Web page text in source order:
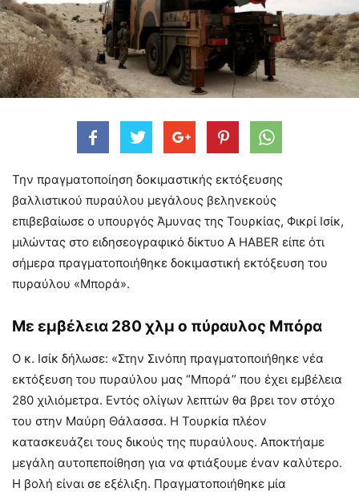
Την πραγματοποίηση δοκιμαστικής εκτόξευσης
βαλλιστικού πυραύλου μεγάλους βεληνεκούς
επιβεβαίωσε ο υπουργός Άμυνας της Τουρκίας, Φικρί Ισίκ,
μιλώντας στο ειδησεογραφικό δίκτυο Α ΗABER είπε ότι
σήμερα πραγματοποιήθηκε δοκιμαστική εκτόξευση του
πυραύλου «Μπορά».
Με εμβέλεια 280 χλμ ο πύραυλος Μπόρα
Ο κ. Ισίκ δήλωσε: «Στην Σινόπη πραγματοποιήθηκε νέα
εκτόξευση του πυραύλου μας “Μπορά” που έχει εμβέλεια
280 χιλιόμετρα. Εντός ολίγων λεπτών θα βρει τον στόχο
του στην Μαύρη Θάλασσα. Η Τουρκία πλέον
κατασκευάζει τους δικούς της πυραύλους. Αποκτήαμε
μεγάλη αυτοπεποίθηση για να φτιάξουμε έναν καλύτερο.
Η βολή είναι σε εξέλιξη. Πραγματοποιήθηκε μία